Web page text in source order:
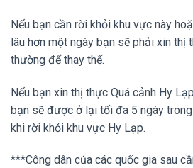
Nếu bạn cần rời khỏi khu vực này
lâu hơn một ngày bạn sẽ phải xin thị
thường để thay thế.
Nếu bạn xin thị thực Quá cảnh Hy
bạn sẽ được ở lại tối đa 5 ngày
khi rời khỏi khu vực Hy Lạp.
***Công dân của các quốc gia sau